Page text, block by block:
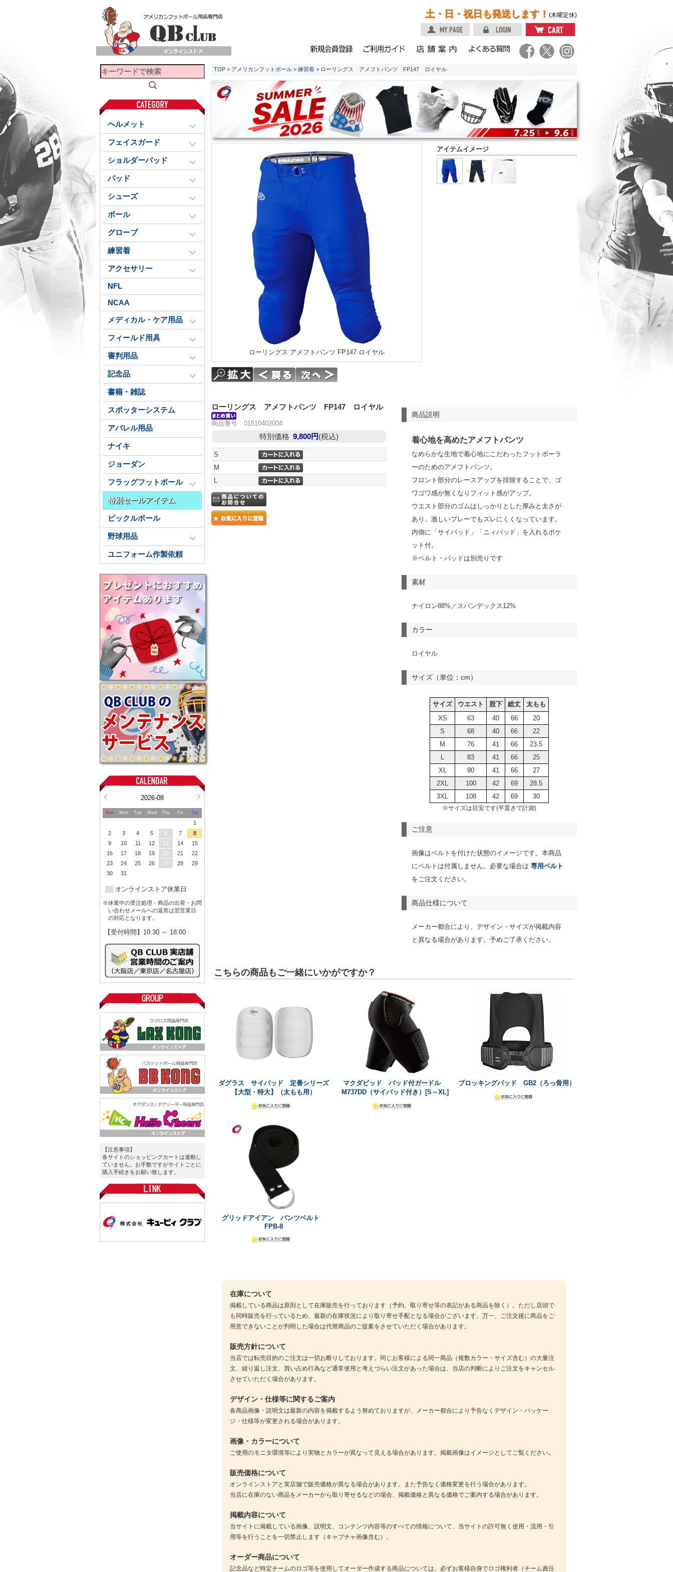
土・日・祝日も発送します！ (木曜定休)
ヘルメット
フェイスガード
ショルダーパッド
パッド
シューズ
ボール
グローブ
練習着
アクセサリー
NFL
NCAA
メディカル・ケア用品
フィールド用具
審判用品
記念品
書籍・雑誌
スポッターシステム
アパレル用品
ナイキ
ジョーダン
フラッグフットボール
特別セールアイテム
ピックルボール
野球用品
ユニフォーム作製依頼
2026-08
Sun Mon Tue Wed Thu Fri Sat
1
2
3 4 5 6 7
8
9
10 11 12 13 14
15
16
17 18 19 20 21
22
23
24 25 26 27 28
29
30
31
オンラインストア休業日
※休業中の受注処理・商品の出荷・お問
い合わせメールへの返答は翌営業日
の対応となります。
【受付時間】10:30 ～ 18:00
【注意事項】
各サイトのショッピングカートは連動し
ていません。お手数ですがサイトごとに
購入手続きをお願い致します。
TOP > アメリカンフットボール > 練習着 > ローリングス アメフトパンツ FP147 ロイヤル
アイテムイメージ
ローリングス アメフトパンツ FP147 ロイヤル
商品説明
着心地を高めたアメフトパンツ
なめらかな生地で着心地にこだわったフットボーラ
ーのためのアメフトパンツ。
フロント部分のレースアップを排除することで、ゴ
ワゴワ感が無くなりフィット感がアップ。
ウエスト部分のゴムはしっかりとした厚みと太さが
あり、激しいプレーでもズレにくくなっています。
内側に「サイパッド」「ニィパッド」を入れるポケ
ット付。
※ベルト・パッドは別売りです
素材
ナイロン88%／スパンデックス12%
カラー
ロイヤル
サイズ（単位：cm）
サイズ ウエスト 股下 総丈
太もも
XS
63 40 66
20
S
68 40 66
22
M
76 41 66
23.5
L
83 41 66
25
XL
90 41 66
27
2XL
100 42 69
28.5
3XL
108 42 69 30
※サイズは目安です(平置きで計測)
ご注意
画像はベルトを付けた状態のイメージです。本商品
にベルトは付属しません。必要な場合は 専用ベルト
をご注文ください。
商品仕様について
メーカー都合により、デザイン・サイズが掲載内容
と異なる場合があります。予めご了承ください。
ローリングス アメフトパンツ FP147 ロイヤル
商品番号 01510402004
特別価格 9,800円(税込)
S
M
L
こちらの商品もご一緒にいかがですか？
ダグラス サイパッド 定番シリーズ
【大型・特大】（太もも用）
マクダビッド パッド付ガードル
M737DD（サイパッド付き）[S～XL]
ブロッキングパッド GB2（ろっ骨用）
グリッドアイアン パンツベルト
FPB-8
在庫について
掲載している商品は原則として在庫販売を行っております（予約、取り寄せ等の表記がある商品を除く）。ただし店頭で
も同時販売を行っているため、最新の在庫状況により取り寄せ手配となる場合がございます。万一、ご注文後に商品をご
用意できないことが判明した場合は代替商品のご提案をさせていただく場合があります。
販売方針について
当店では転売目的のご注文は一切お断りしております。同じお客様による同一商品（複数カラー・サイズ含む）の大量注
文、繰り返し注文、買い占め行為など通常使用と考えづらい注文があった場合は、当店の判断によりご注文をキャンセル
させていただく場合があります。
デザイン・仕様等に関するご案内
各商品画像・説明文は最新の内容を掲載するよう努めておりますが、メーカー都合により予告なくデザイン・パッケー
ジ・仕様等が変更される場合があります。
画像・カラーについて
ご使用のモニタ環境等により実物とカラーが異なって見える場合があります。掲載画像はイメージとしてご覧ください。
販売価格について
オンラインストアと実店舗で販売価格が異なる場合があります。また予告なく価格変更を行う場合があります。
当店に在庫のない商品をメーカーから取り寄せるなどの場合、掲載価格と異なる価格でご案内する場合があります。
掲載内容について
当サイトに掲載している画像、説明文、コンテンツ内容等のすべての情報について、当サイトの許可無く使用・流用・引
用等を行うことを一切禁止します（キャプチャ画像含む）。
オーダー商品について
記念品など特定チームのロゴ等を使用してオーダー作成する商品については、必ずお客様自身でロゴ権利者（チーム責任